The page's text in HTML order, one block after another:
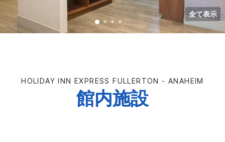
全て表示
HOLIDAY INN EXPRESS FULLERTON - ANAHEIM
館内施設